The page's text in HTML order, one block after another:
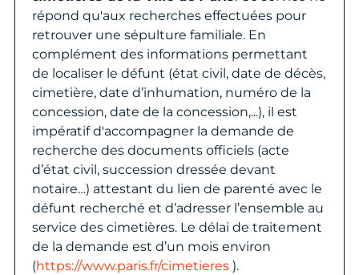
répond qu'aux recherches effectuées pour
retrouver une sépulture familiale. En
complément des informations permettant
de localiser le défunt (état civil, date de décès,
cimetière, date d’inhumation, numéro de la
concession, date de la concession,...), il est
impératif d'accompagner la demande de
recherche des documents officiels (acte
d’état civil, succession dressée devant
notaire…) attestant du lien de parenté avec le
défunt recherché et d’adresser l’ensemble au
service des cimetières. Le délai de traitement
de la demande est d’un mois environ
(https://www.paris.fr/cimetieres).